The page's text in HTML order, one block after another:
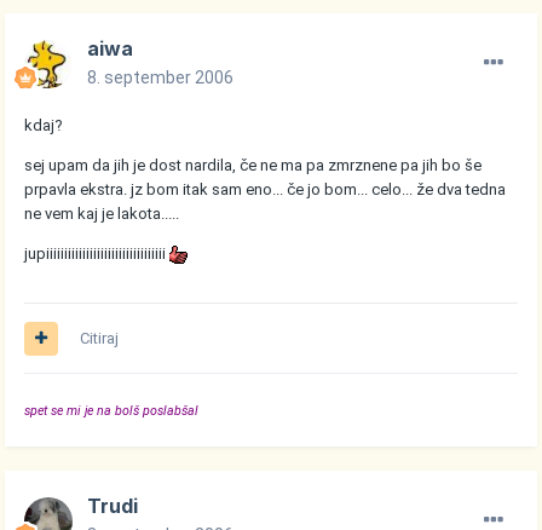
aiwa
8. september 2006
kdaj?
sej upam da jih je dost nardila, če ne ma pa zmrznene pa jih bo še
prpavla ekstra. jz bom itak sam eno... če jo bom... celo... že dva tedna
ne vem kaj je lakota.....
jupiiiiiiiiiiiiiiiiiiiiiiiiiiiiiiiii
Citiraj
spet se mi je na bolš poslabšal
Trudi